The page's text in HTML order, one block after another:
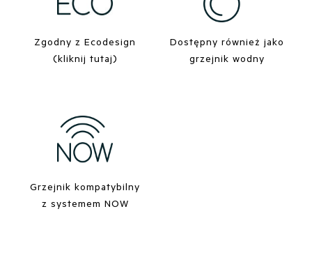
Zgodny z Ecodesign
(kliknij tutaj)
Dostępny również jako
grzejnik wodny
Grzejnik kompatybilny
z systemem NOW